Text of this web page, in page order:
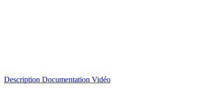
Description Documentation Vidéo